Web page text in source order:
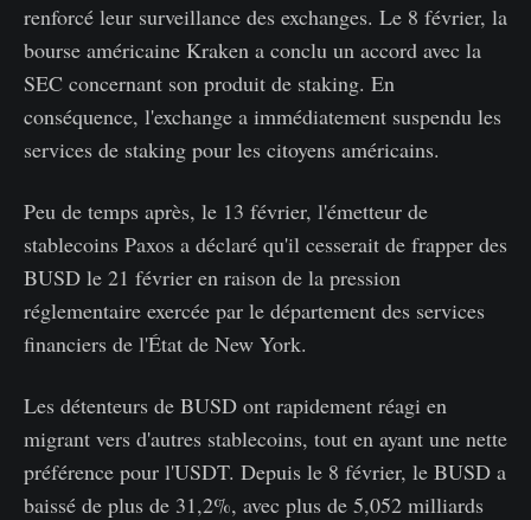
renforcé leur surveillance des exchanges. Le 8 février, la
bourse américaine Kraken a conclu un accord avec la
SEC concernant son produit de staking. En
conséquence, l'exchange a immédiatement suspendu les
services de staking pour les citoyens américains.
Peu de temps après, le 13 février, l'émetteur de
stablecoins Paxos a déclaré qu'il cesserait de frapper des
BUSD le 21 février en raison de la pression
réglementaire exercée par le département des services
financiers de l'État de New York.
Les détenteurs de BUSD ont rapidement réagi en
migrant vers d'autres stablecoins, tout en ayant une nette
préférence pour l'USDT. Depuis le 8 février, le BUSD a
baissé de plus de 31,2%, avec plus de 5,052 milliards